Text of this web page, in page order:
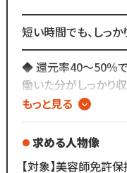
★━━━━━
グループ実績
━━━━━★
◆業務委託スタッフの
月間平均報酬「30〜
◆月収60万円以上稼
◆月間平均来店人数
★━━━━━
サロンのリアルな日
Bさん（30代女性）
￣￣￣￣￣￣
一番の魅力はやはり待
頑張った分だけ評価
モチベーションにも繋
また、誰かのお客様
みんなで協力して大切
助け合いの雰囲気が
短い時間でも、しっ
◆ 還元率40〜50％で
働いた分がしっかり
◆ 平均月収40万円！
月収70万円超えスタ
もっと見る
求める人物像
【対象】美容師免許